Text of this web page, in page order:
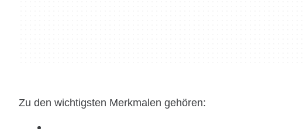
Zu den wichtigsten Merkmalen gehören: